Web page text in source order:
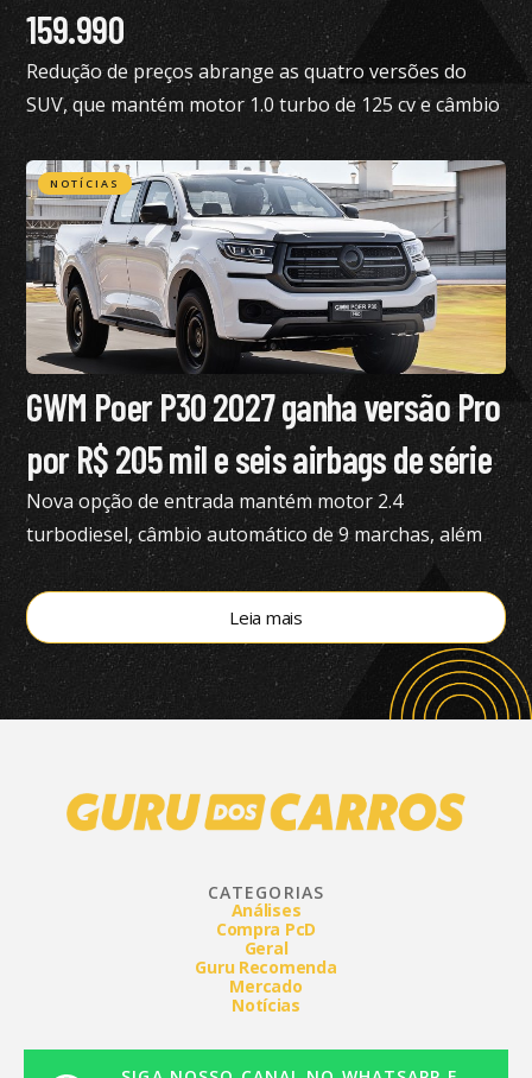
159.990
Redução de preços abrange as quatro versões do
SUV, que mantém motor 1.0 turbo de 125 cv e câmbio
de dupla embreagem
NOTÍCIAS
GWM Poer P30 2027 ganha versão Pro
por R$ 205 mil e seis airbags de série
Nova opção de entrada mantém motor 2.4
turbodiesel, câmbio automático de 9 marchas, além
de tração 4×4
Leia mais
CATEGORIAS
Análises
Compra PcD
Geral
Guru Recomenda
Mercado
Notícias